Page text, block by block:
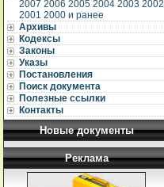
2007 2006 2005 2004 2003 2002
2001 2000 и ранее
Архивы
Кодексы
Законы
Указы
Постановления
Поиск документа
Полезные ссылки
Контакты
Новые документы
Реклама